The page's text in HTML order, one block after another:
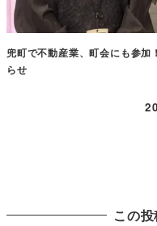
兜町で不動産業、町会にも参
らせ
この